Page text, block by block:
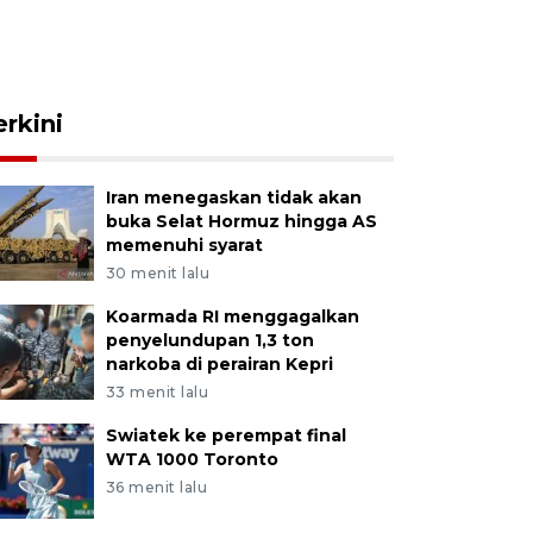
Iran menegaskan tidak akan
buka Selat Hormuz hingga AS
memenuhi syarat
30 menit lalu
Koarmada RI menggagalkan
penyelundupan 1,3 ton
narkoba di perairan Kepri
33 menit lalu
Swiatek ke perempat final
WTA 1000 Toronto
36 menit lalu